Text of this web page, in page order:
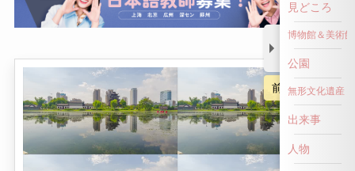
前へ戻る
見どころ
博物館＆美術館
公園
無形文化遺産
出来事
人物